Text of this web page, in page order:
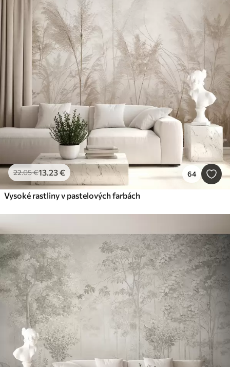
22.05€13.23€ 64
Vysoké rastliny v pastelových farbách